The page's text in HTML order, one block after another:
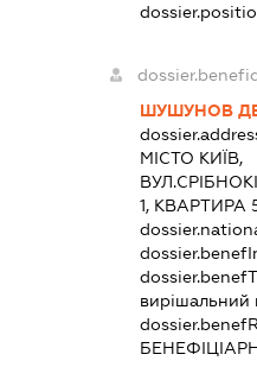
ШУШУНОВ
МІСТО КИЇВ,
1, КВАРТИРА
вирішальний